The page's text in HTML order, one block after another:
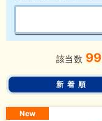
該当数 99
新着順
New